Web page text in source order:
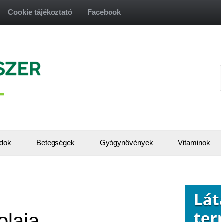
Cookie tájékoztató Facebook
Betegségek Gyógynövények Vitaminok